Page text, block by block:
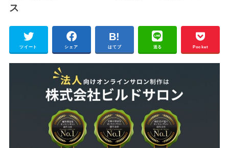
ス
ツイート シェア はてブ 送る Pocket